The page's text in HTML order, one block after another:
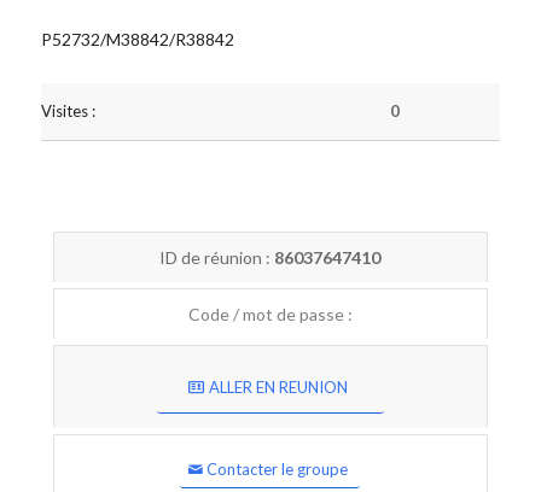
P52732/M38842/R38842
Visites : 0
ID de réunion : 86037647410
Code / mot de passe :
ALLER EN REUNION
Contacter le groupe